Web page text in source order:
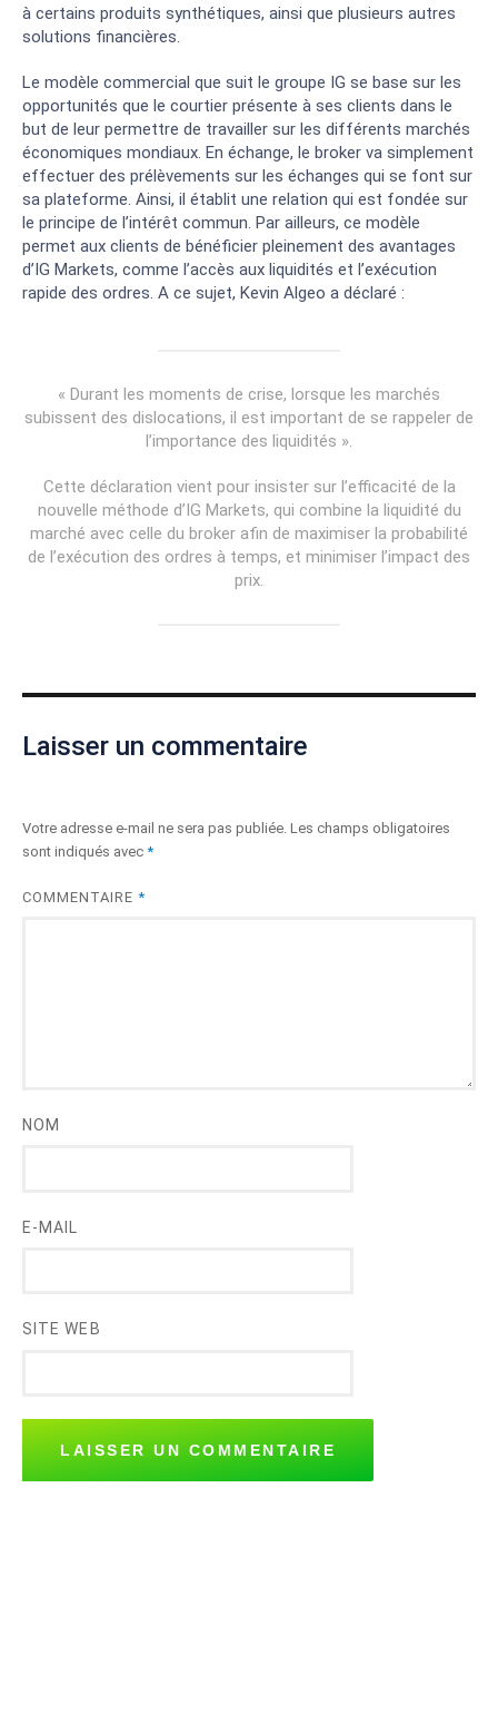
à certains produits synthétiques, ainsi que plusieurs autres
solutions financières.
Le modèle commercial que suit le groupe IG se base sur les
opportunités que le courtier présente à ses clients dans le
but de leur permettre de travailler sur les différents marchés
économiques mondiaux. En échange, le broker va simplement
effectuer des prélèvements sur les échanges qui se font sur
sa plateforme. Ainsi, il établit une relation qui est fondée sur
le principe de l’intérêt commun. Par ailleurs, ce modèle
permet aux clients de bénéficier pleinement des avantages
d’IG Markets, comme l’accès aux liquidités et l’exécution
rapide des ordres. A ce sujet, Kevin Algeo a déclaré :
« Durant les moments de crise, lorsque les marchés
subissent des dislocations, il est important de se rappeler de
l’importance des liquidités ».
Cette déclaration vient pour insister sur l’efficacité de la
nouvelle méthode d’IG Markets, qui combine la liquidité du
marché avec celle du broker afin de maximiser la probabilité
de l’exécution des ordres à temps, et minimiser l’impact des
prix.
Laisser un commentaire
Votre adresse e-mail ne sera pas publiée. Les champs obligatoires
sont indiqués avec *
COMMENTAIRE *
NOM
E-MAIL
SITE WEB